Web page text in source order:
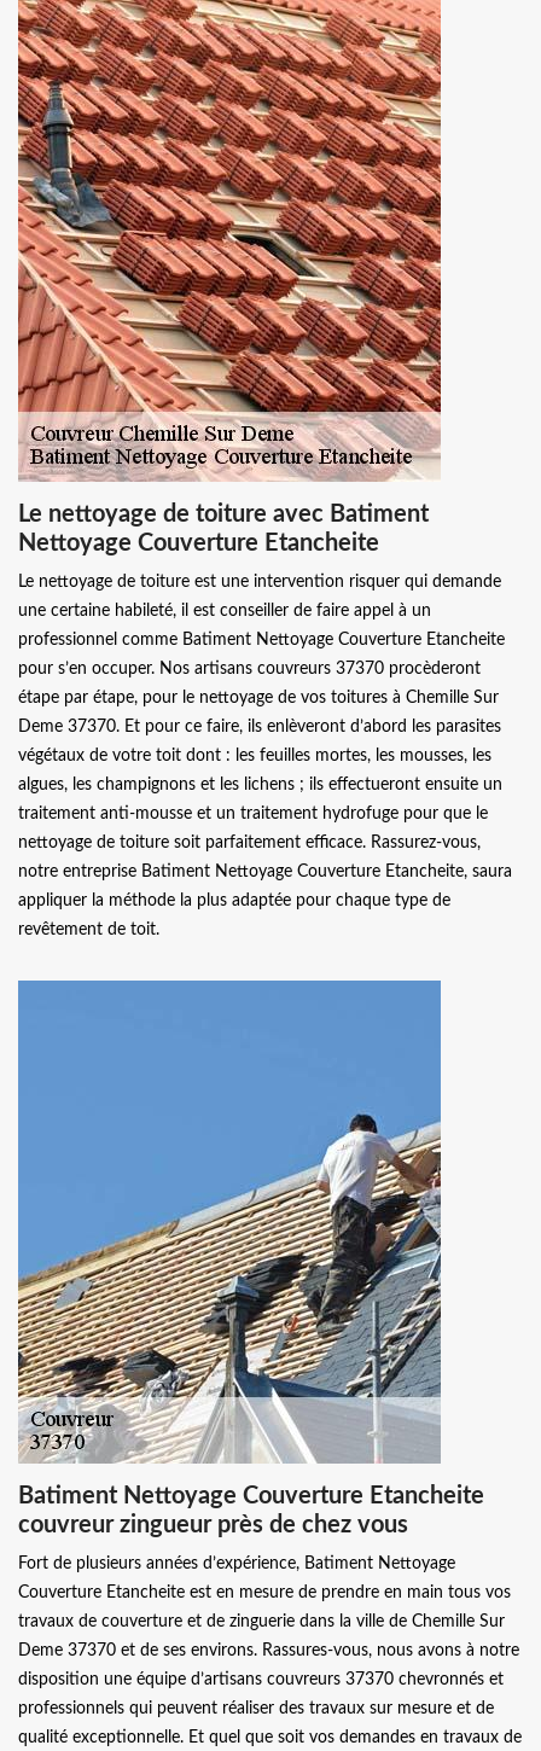
Le nettoyage de toiture avec Batiment
Nettoyage Couverture Etancheite
Le nettoyage de toiture est une intervention risquer qui demande
une certaine habileté, il est conseiller de faire appel à un
professionnel comme Batiment Nettoyage Couverture Etancheite
pour s’en occuper. Nos artisans couvreurs 37370 procèderont
étape par étape, pour le nettoyage de vos toitures à Chemille Sur
Deme 37370. Et pour ce faire, ils enlèveront d’abord les parasites
végétaux de votre toit dont : les feuilles mortes, les mousses, les
algues, les champignons et les lichens ; ils effectueront ensuite un
traitement anti-mousse et un traitement hydrofuge pour que le
nettoyage de toiture soit parfaitement efficace. Rassurez-vous,
notre entreprise Batiment Nettoyage Couverture Etancheite, saura
appliquer la méthode la plus adaptée pour chaque type de
revêtement de toit.
Batiment Nettoyage Couverture Etancheite
couvreur zingueur près de chez vous
Fort de plusieurs années d’expérience, Batiment Nettoyage
Couverture Etancheite est en mesure de prendre en main tous vos
travaux de couverture et de zinguerie dans la ville de Chemille Sur
Deme 37370 et de ses environs. Rassures-vous, nous avons à notre
disposition une équipe d’artisans couvreurs 37370 chevronnés et
professionnels qui peuvent réaliser des travaux sur mesure et de
qualité exceptionnelle. Et quel que soit vos demandes en travaux de